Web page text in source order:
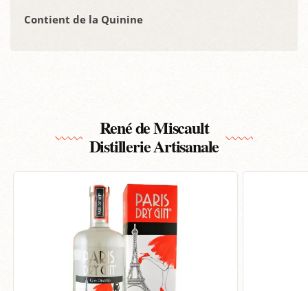
Contient de la Quinine
René de Miscault
Distillerie Artisanale